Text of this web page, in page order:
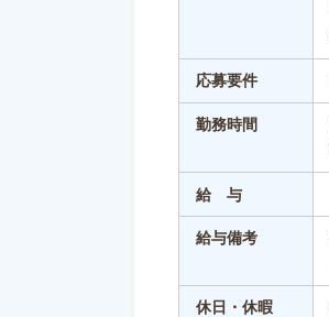
応募要件
勤務時間
給 与
給与備考
休日・休暇